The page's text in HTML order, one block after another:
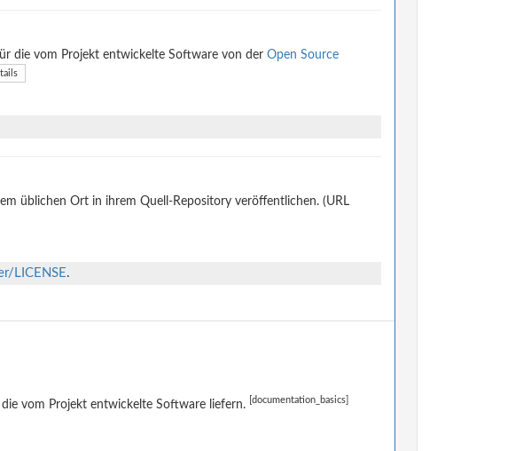
die vom Projekt entwickelte Software von der Open Source
üblichen Ort in ihrem Quell-Repository veröffentlichen. (URL
LICENSE.
vom Projekt entwickelte Software liefern. [documentation_basics]